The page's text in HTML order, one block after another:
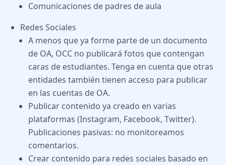
Comunicaciones de padres de aula
Redes Sociales
A menos que ya forme parte de un documento
de OA, OCC no publicará fotos que contengan
caras de estudiantes. Tenga en cuenta que otras
entidades también tienen acceso para publicar
en las cuentas de OA.
Publicar contenido ya creado en varias
plataformas (Instagram, Facebook, Twitter).
Publicaciones pasivas: no monitoreamos
comentarios.
Crear contenido para redes sociales basado en